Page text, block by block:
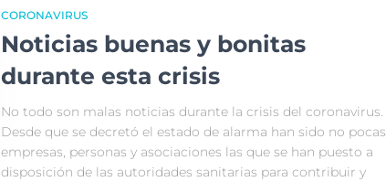
CORONAVIRUS
Noticias buenas y bonitas
durante esta crisis
No todo son malas noticias durante la crisis del coronavirus.
Desde que se decretó el estado de alarma han sido no pocas
empresas, personas y asociaciones las que se han puesto a
disposición de las autoridades sanitarias para contribuir y